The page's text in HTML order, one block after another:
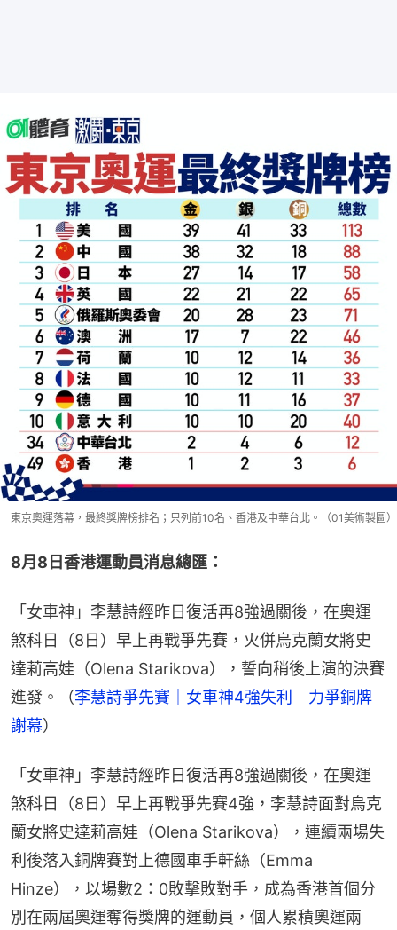
東京奧運落幕，最終獎牌榜排名；只列前10名、香港及中華台北。（01美術製圖）
8月8日香港運動員消息總匯：
「女車神」李慧詩經昨日復活再8強過關後，在奧運
煞科日（8日）早上再戰爭先賽，火併烏克蘭女將史
達莉高娃（Olena Starikova），誓向稍後上演的決賽
進發。（李慧詩爭先賽｜女車神4強失利　力爭銅牌
謝幕）
「女車神」李慧詩經昨日復活再8強過關後，在奧運
煞科日（8日）早上再戰爭先賽4強，李慧詩面對烏克
蘭女將史達莉高娃（Olena Starikova），連續兩場失
利後落入銅牌賽對上德國車手軒絲（Emma
Hinze），以場數2：0敗擊敗對手，成為香港首個分
別在兩屆奧運奪得獎牌的運動員，個人累積奧運兩